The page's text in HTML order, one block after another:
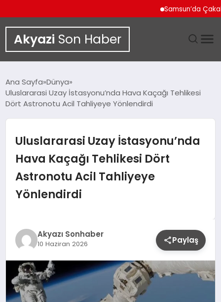
Samsun’da Çakallı
Akyazi Son Haber
SIYASET
SPOR
YAŞAM
Ana Sayfa Dünya
Uluslararasi Uzay İstasyonu’nda Hava Kaçağı Tehlikesi
Dört Astronotu Acil Tahliyeye Yönlendirdi
Uluslararasi Uzay İstasyonu’nda
Hava Kaçağı Tehlikesi Dört
Astronotu Acil Tahliyeye
Yönlendirdi
Akyazı Sonhaber
10 Haziran 2026 Paylaş